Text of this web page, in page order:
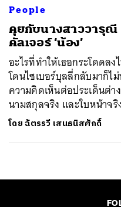
People
คุยกับนางสาววารุ
คัลเจอร์ ‘น้อง’
อะไรที่ทำให้เธอกระโดดลง
โดนไซเบอร์บุลลี่กลับมาก็
ความคิดเห็นต่อประเด็นต่
นามสกุลจริง และใบหน้าจริ
โดยฉัตรรวี เสนธนิสศักดิ์